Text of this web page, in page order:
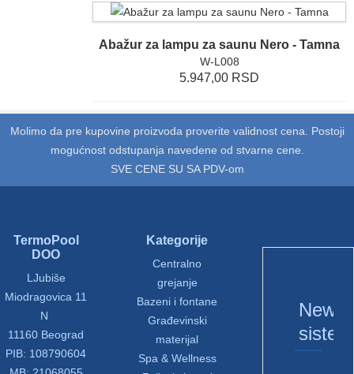
Abažur za lampu za saunu Nero - Tamna
W-L008
5.947,00 RSD
Molimo da pre kupovine proizvoda proverite validnost cena. Postoji
mogućnost odstupanja navedene od stvarne cene.
SVE CENE SU SA PDV-om
TermoPool
DOO
LJubiše
Miodragovica 11
N
11160 Beograd
PIB: 108790604
Kategorije
Centralno
grejanje
Bazeni i fontane
Građevinski
materijal
Spa & Wellness
sistem